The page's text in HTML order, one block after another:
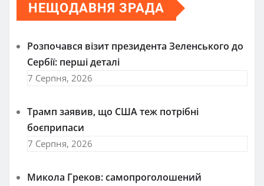
НЕЩОДАВНЯ ЗРАДА
Розпочався візит президента Зеленського до
Сербії: перші деталі
7 Серпня, 2026
Трамп заявив, що США теж потрібні
боєприпаси
7 Серпня, 2026
Микола Греков: самопроголошений